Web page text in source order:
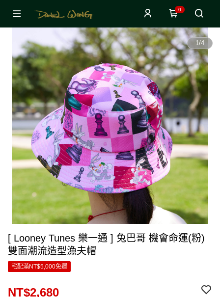
0
1/4
[ Looney Tunes 樂一通 ] 兔巴哥 機會命運(粉)
雙面潮流造型漁夫帽
宅配滿NT$5,000免運
NT$2,680